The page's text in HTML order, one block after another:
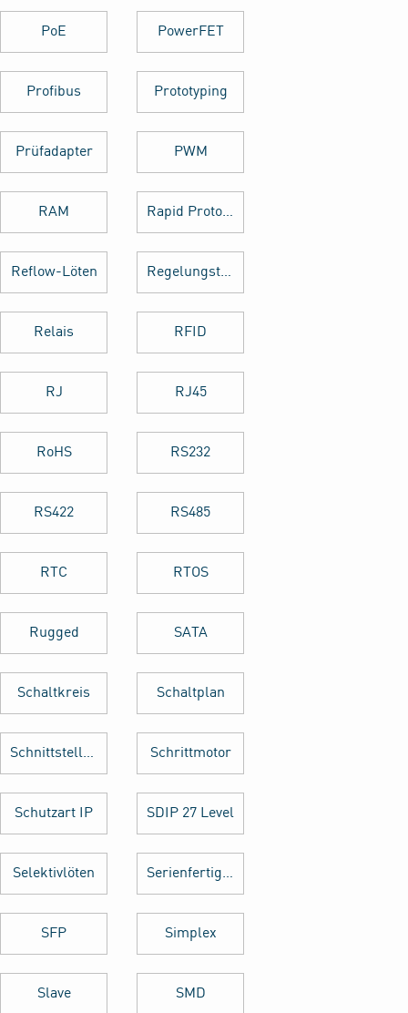
PoE PowerFET
Profibus Prototyping
Prüfadapter PWM
RAM Rapid Prototyping
Reflow-Löten Regelungstechnik
Relais RFID
RJ RJ45
RoHS RS232
RS422 RS485
RTC RTOS
Rugged SATA
Schaltkreis Schaltplan
Schnittstellenkarte Schrittmotor
Schutzart IP SDIP 27 Level
Selektivlöten Serienfertigung
SFP Simplex
Slave SMD